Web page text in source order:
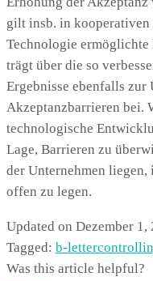
gilt insb. in kooperativen
Technologie
trägt über die so
Ergebnisse ebenfalls zur
Akzeptanzbarrieren bei.
technologische
Lage, Barrieren zu
der Unternehmen
offen zu legen.
Updated on Dezember 1,
Tagged: b-letter
Was this article helpful?